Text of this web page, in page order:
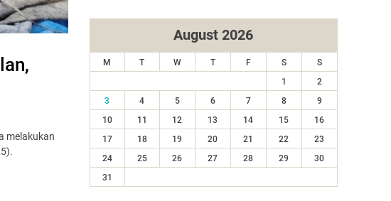
melakukan
August 2026
M T W T F S
S
1
2
3
4 5 6 7 8
9
10
11 12 13 14 15
16
17
18 19 20 21 22
23
24
25 26 27 28 29
30
31